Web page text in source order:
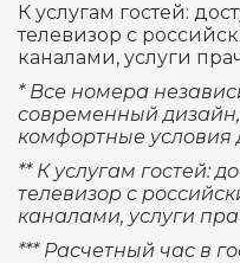
К услугам гостей:
телевизор с
каналами, услуги
* Все номера
современный
комфортные условия
** К услугам гостей:
телевизор с
каналами, услуги
*** Расчетный час в